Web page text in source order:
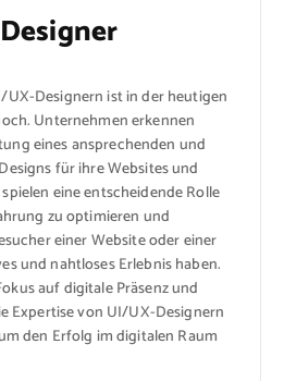
UX-Designern ist in der heutigen
Unternehmen erkennen
eines ansprechenden und
für ihre Websites und
eine entscheidende Rolle
zu optimieren und
einer Website oder einer
und nahtloses Erlebnis haben.
auf digitale Präsenz und
Expertise von UI/UX-Designern
den Erfolg im digitalen Raum